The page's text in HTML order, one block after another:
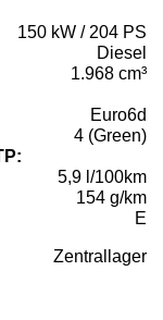
150 kW / 204 PS
Diesel
1.968 cm³
Euro6d
4 (Green)
5,9 l/100km
154 g/km
E
Zentrallager